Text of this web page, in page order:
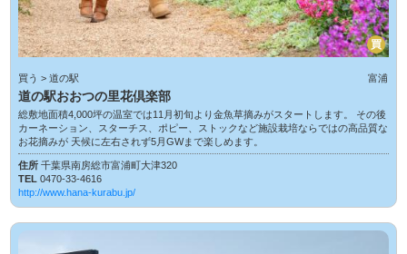
買
買う > 道の駅 富浦
道の駅おおつの里花倶楽部
総敷地面積4,000坪の温室では11月初旬より金魚草摘みがスタートします。 その後
カーネーション、スターチス、ポピー、ストックなど施設栽培ならではの高品質な
お花摘みが 天候に左右されず5月GWまで楽しめます。
住所千葉県南房総市富浦町大津320
TEL0470-33-4616
http://www.hana-kurabu.jp/